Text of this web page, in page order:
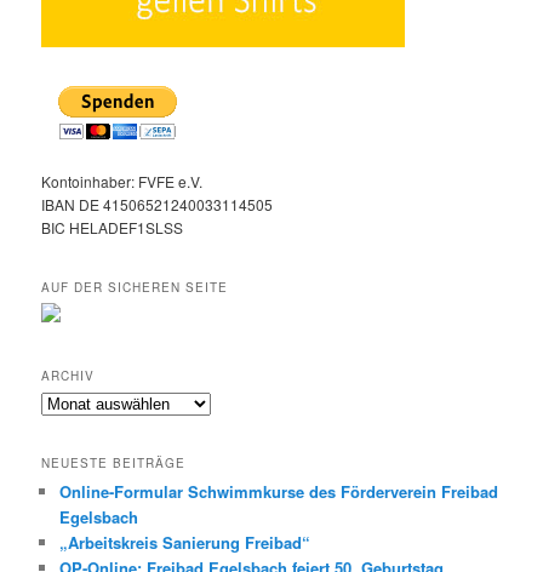
Kontoinhaber: FVFE e.V.
IBAN DE 41506521240033114505
BIC HELADEF1SLSS
AUF DER SICHEREN SEITE
ARCHIV
Archiv
NEUESTE BEITRÄGE
Online-Formular Schwimmkurse des Förderverein Freibad
Egelsbach
„Arbeitskreis Sanierung Freibad“